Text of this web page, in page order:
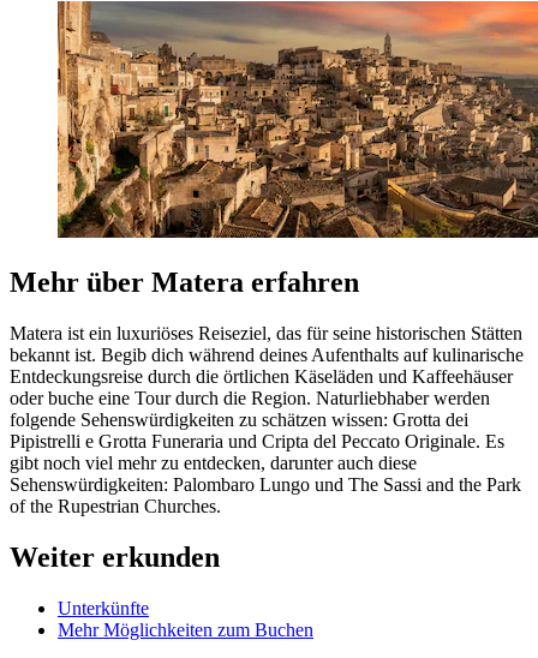
Mehr über Matera erfahren
Matera ist ein luxuriöses Reiseziel, das für seine historischen Stätten
bekannt ist. Begib dich während deines Aufenthalts auf kulinarische
Entdeckungsreise durch die örtlichen Käseläden und Kaffeehäuser
oder buche eine Tour durch die Region. Naturliebhaber werden
folgende Sehenswürdigkeiten zu schätzen wissen: Grotta dei
Pipistrelli e Grotta Funeraria und Cripta del Peccato Originale. Es
gibt noch viel mehr zu entdecken, darunter auch diese
Sehenswürdigkeiten: Palombaro Lungo und The Sassi and the Park
of the Rupestrian Churches.
Weiter erkunden
Unterkünfte
Mehr Möglichkeiten zum Buchen